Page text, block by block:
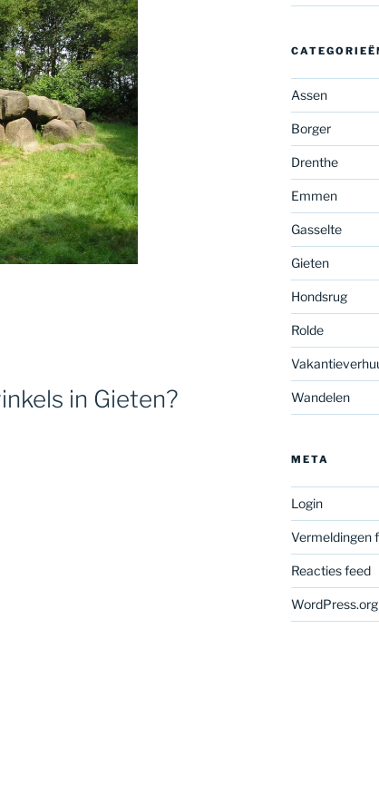
in Gieten?
Assen
Borger
Drenthe
Emmen
Gasselte
Gieten
Hondsrug
Rolde
Wandelen
META
Login
Vermeldingen
Reacties feed
WordPress.org